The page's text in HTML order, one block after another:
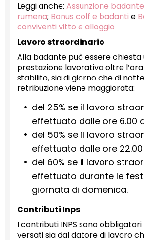
Leggi anche: Assunzione badante
rumena; Bonus colf e badanti e
conviventi vitto e alloggio
Lavoro straordinario
Alla badante può essere chiesta
prestazione lavorativa oltre
stabilito, sia di giorno che di
retribuzione viene maggiorata:
del 25% se il lavoro
effettuato dalle ore 6.00
del 50% se il lavoro
effettuato dalle ore 22.00
del 60% se il lavoro
effettuato durante le
giornata di domenica.
Contributi Inps
I contributi INPS sono
versati sia dal datore di lavoro